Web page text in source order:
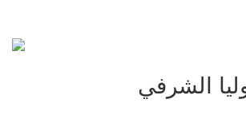
الشرفي